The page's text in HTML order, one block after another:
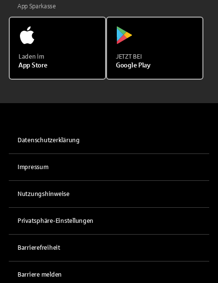
App Sparkasse
Laden im
App Store
JETZT BEI
Google Play
Datenschutzerklärung
Impressum
Nutzungshinweise
Privatsphäre-Einstellungen
Barrierefreiheit
Barriere melden